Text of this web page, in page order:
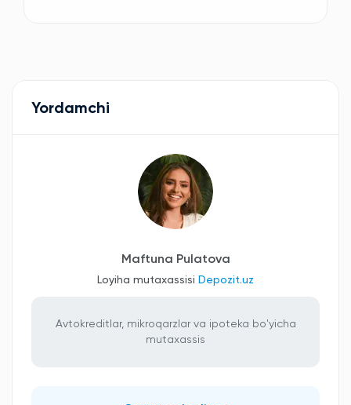
Yordamchi
Maftuna Pulatova
Loyiha mutaxassisi Depozit.uz
Avtokreditlar, mikroqarzlar va ipoteka bo'yicha
mutaxassis